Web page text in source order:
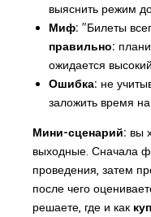
выяснить режим
Миф: "Билеты
правильно:
ожидается
Ошибка: не
заложить время
Мини-сценарий: вы
выходные. Сначала
проведения, затем
после чего
решаете, где и как